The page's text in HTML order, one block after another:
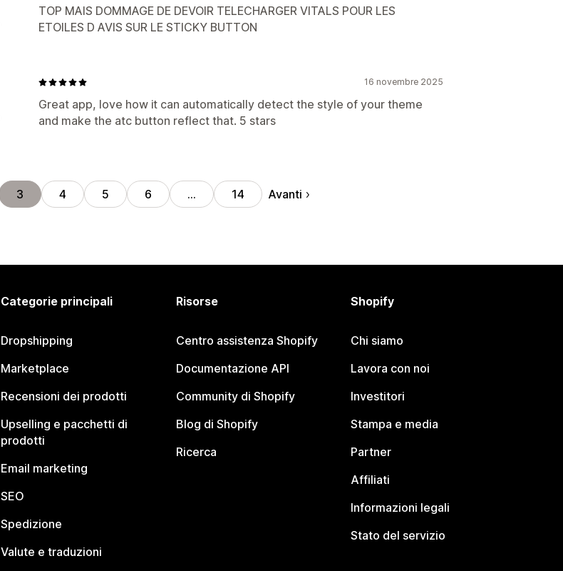
TOP MAIS DOMMAGE DE DEVOIR TELECHARGER VITALS POUR LES
ETOILES D AVIS SUR LE STICKY BUTTON
16 novembre 2025
Great app, love how it can automatically detect the style of your theme
and make the atc button reflect that. 5 stars
3 4 5 6 … 14 Avanti
Categorie principali
Dropshipping
Marketplace
Recensioni dei prodotti
Upselling e pacchetti di
prodotti
Email marketing
SEO
Spedizione
Valute e traduzioni
Risorse
Centro assistenza Shopify
Documentazione API
Community di Shopify
Blog di Shopify
Ricerca
Shopify
Chi siamo
Lavora con noi
Investitori
Stampa e media
Partner
Affiliati
Informazioni legali
Stato del servizio